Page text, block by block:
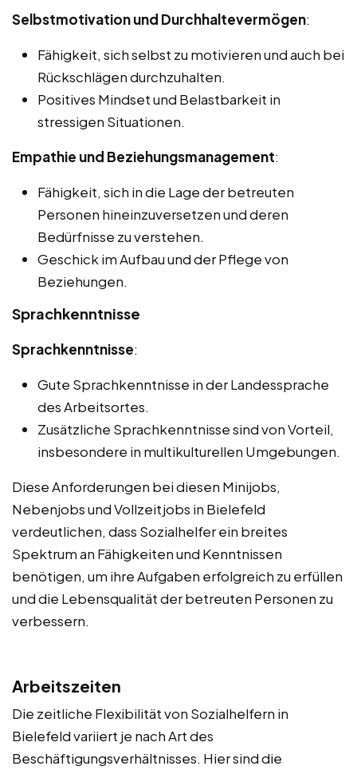
Selbstmotivation und Durchhaltevermögen:
Fähigkeit, sich selbst zu motivieren und auch bei
Rückschlägen durchzuhalten.
Positives Mindset und Belastbarkeit in
stressigen Situationen.
Empathie und Beziehungsmanagement:
Fähigkeit, sich in die Lage der betreuten
Personen hineinzuversetzen und deren
Bedürfnisse zu verstehen.
Geschick im Aufbau und der Pflege von
Beziehungen.
Sprachkenntnisse
Sprachkenntnisse:
Gute Sprachkenntnisse in der Landessprache
des Arbeitsortes.
Zusätzliche Sprachkenntnisse sind von Vorteil,
insbesondere in multikulturellen Umgebungen.
Diese Anforderungen bei diesen Minijobs,
Nebenjobs und Vollzeitjobs in Bielefeld
verdeutlichen, dass Sozialhelfer ein breites
Spektrum an Fähigkeiten und Kenntnissen
benötigen, um ihre Aufgaben erfolgreich zu erfüllen
und die Lebensqualität der betreuten Personen zu
verbessern.
Arbeitszeiten
Die zeitliche Flexibilität von Sozialhelfern in
Bielefeld variiert je nach Art des
Beschäftigungsverhältnisses. Hier sind die